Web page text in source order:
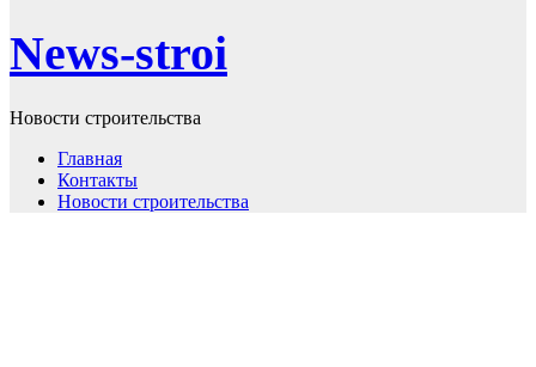
News-stroi
Новости строительства
Главная
Контакты
Новости строительства